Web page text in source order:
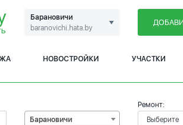
Барановичи
baranovichi.hata.by
НОВОСТРОЙКИ УЧАСТКИ
Барановичи
Ремонт: